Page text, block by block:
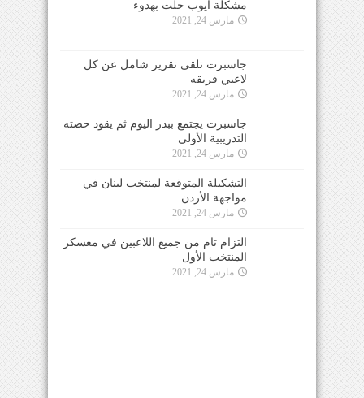
مشكلة ايوب حلت بهدوء
مارس 24, 2021
جاسبرت تلقى تقرير شامل عن كل
لاعبي فريقه
مارس 24, 2021
جاسبرت يجتمع ببدر اليوم ثم يقود حصته
التدريبية الأولى
مارس 24, 2021
التشكيلة المتوقعة لمنتخب لبنان في
مواجهة الأردن
مارس 24, 2021
التزام تام من جميع اللاعبين في معسكر
المنتخب الأول
مارس 24, 2021